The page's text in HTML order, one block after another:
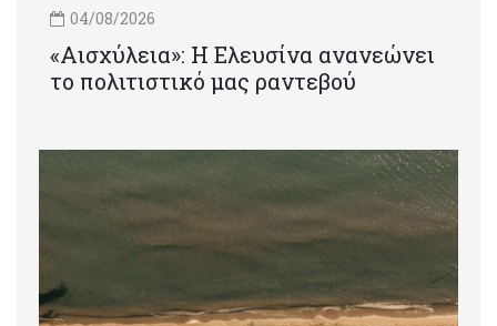
04/08/2026
«Αισχύλεια»: Η Ελευσίνα ανανεώνει
το πολιτιστικό μας ραντεβού